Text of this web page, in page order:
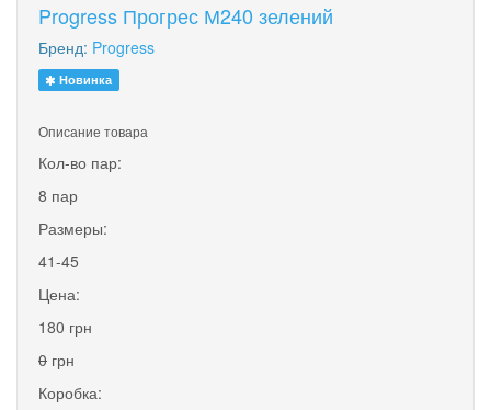
Progress Прогрес М240 зелений
Бренд: Progress
Новинка
Описание товара
Кол-во пар:
8 пар
Размеры:
41-45
Цена:
180 грн
0 грн
Коробка: